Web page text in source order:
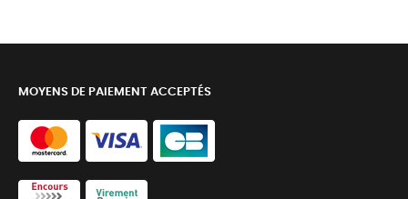
MOYENS DE PAIEMENT ACCEPTÉS